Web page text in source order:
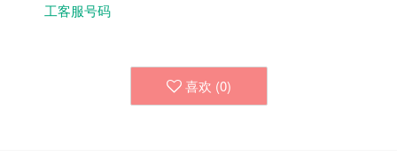
工客服号码
喜欢 (0)